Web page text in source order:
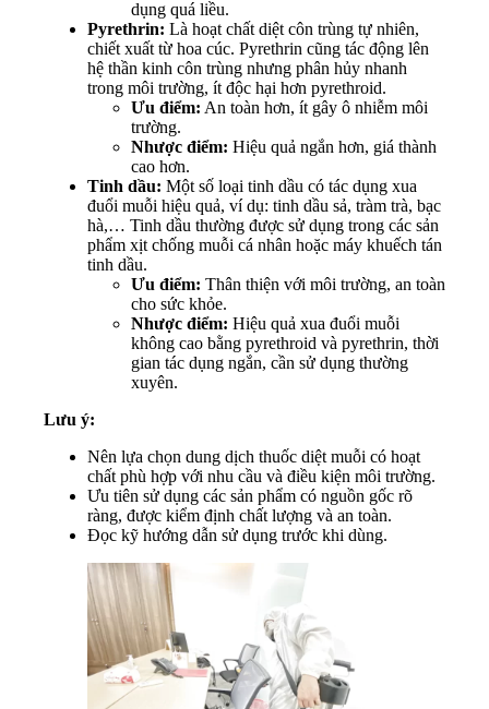
dụng quá liều.
Pyrethrin: Là hoạt chất diệt côn trùng tự nhiên,
chiết xuất từ hoa cúc. Pyrethrin cũng tác động lên
hệ thần kinh côn trùng nhưng phân hủy nhanh
trong môi trường, ít độc hại hơn pyrethroid.
Ưu điểm: An toàn hơn, ít gây ô nhiễm môi
trường.
Nhược điểm: Hiệu quả ngắn hơn, giá thành
cao hơn.
Tinh dầu: Một số loại tinh dầu có tác dụng xua
đuổi muỗi hiệu quả, ví dụ: tinh dầu sả, tràm trà, bạc
hà,… Tinh dầu thường được sử dụng trong các sản
phẩm xịt chống muỗi cá nhân hoặc máy khuếch tán
tinh dầu.
Ưu điểm: Thân thiện với môi trường, an toàn
cho sức khỏe.
Nhược điểm: Hiệu quả xua đuổi muỗi
không cao bằng pyrethroid và pyrethrin, thời
gian tác dụng ngắn, cần sử dụng thường
xuyên.
Lưu ý:
Nên lựa chọn dung dịch thuốc diệt muỗi có hoạt
chất phù hợp với nhu cầu và điều kiện môi trường.
Ưu tiên sử dụng các sản phẩm có nguồn gốc rõ
ràng, được kiểm định chất lượng và an toàn.
Đọc kỹ hướng dẫn sử dụng trước khi dùng.